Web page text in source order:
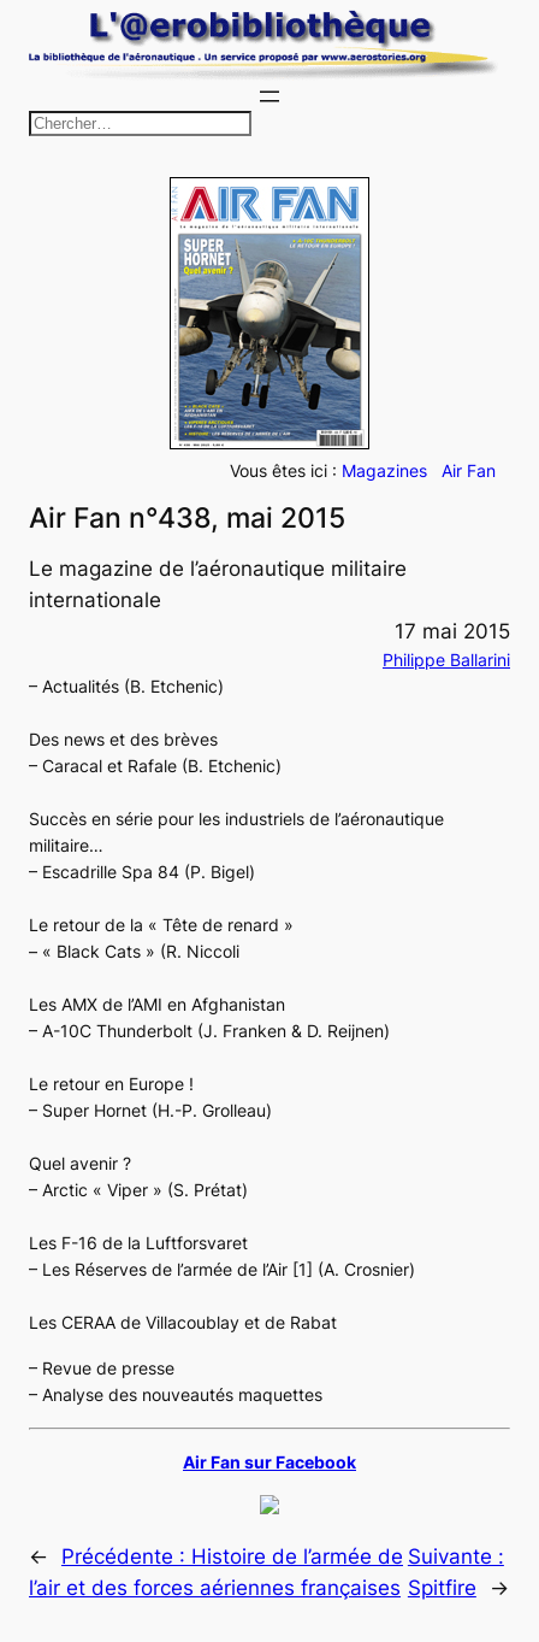
au
c
h
e
r
c
h
e
r
Vous êtes ici : Magazines Air Fan
Air Fan n°438, mai 2015
Le magazine de l’aéronautique militaire
internationale
17 mai 2015
Philippe Ballarini
– Actualités (B. Etchenic)
Des news et des brèves
– Caracal et Rafale (B. Etchenic)
Succès en série pour les industriels de l’aéronautique
militaire…
– Escadrille Spa 84 (P. Bigel)
Le retour de la « Tête de renard »
– « Black Cats » (R. Niccoli
Les AMX de l’AMI en Afghanistan
– A-10C Thunderbolt (J. Franken & D. Reijnen)
Le retour en Europe !
– Super Hornet (H.-P. Grolleau)
Quel avenir ?
– Arctic « Viper » (S. Prétat)
Les F-16 de la Luftforsvaret
– Les Réserves de l’armée de l’Air [1] (A. Crosnier)
Les CERAA de Villacoublay et de Rabat
– Revue de presse
– Analyse des nouveautés maquettes
Air Fan sur Facebook
← Précédente : Histoire de l’armée de
l’air et des forces aériennes françaises
Suivante :
Spitfire
→